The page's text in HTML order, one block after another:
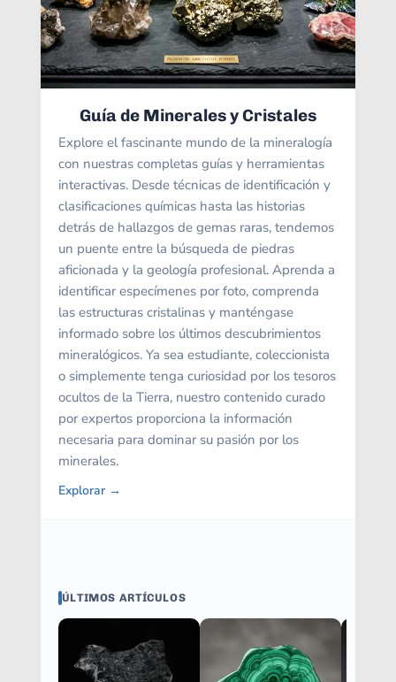
Guía de Minerales y Cristales
Explore el fascinante mundo de la mineralogía
con nuestras completas guías y herramientas
interactivas. Desde técnicas de identificación y
clasificaciones químicas hasta las historias
detrás de hallazgos de gemas raras, tendemos
un puente entre la búsqueda de piedras
aficionada y la geología profesional. Aprenda a
identificar especímenes por foto, comprenda
las estructuras cristalinas y manténgase
informado sobre los últimos descubrimientos
mineralógicos. Ya sea estudiante, coleccionista
o simplemente tenga curiosidad por los tesoros
ocultos de la Tierra, nuestro contenido curado
por expertos proporciona la información
necesaria para dominar su pasión por los
minerales.
Explorar →
ÚLTIMOS ARTÍCULOS